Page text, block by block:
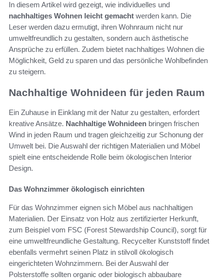
In diesem Artikel wird gezeigt, wie individuelles und
nachhaltiges Wohnen leicht gemacht werden kann. Die
Leser werden dazu ermutigt, ihren Wohnraum nicht nur
umweltfreundlich zu gestalten, sondern auch ästhetische
Ansprüche zu erfüllen. Zudem bietet nachhaltiges Wohnen die
Möglichkeit, Geld zu sparen und das persönliche Wohlbefinden
zu steigern.
Nachhaltige Wohnideen für jeden Raum
Ein Zuhause in Einklang mit der Natur zu gestalten, erfordert
kreative Ansätze. Nachhaltige Wohnideen bringen frischen
Wind in jeden Raum und tragen gleichzeitig zur Schonung der
Umwelt bei. Die Auswahl der richtigen Materialien und Möbel
spielt eine entscheidende Rolle beim ökologischen Interior
Design.
Das Wohnzimmer ökologisch einrichten
Für das Wohnzimmer eignen sich Möbel aus nachhaltigen
Materialien. Der Einsatz von Holz aus zertifizierter Herkunft,
zum Beispiel vom FSC (Forest Stewardship Council), sorgt für
eine umweltfreundliche Gestaltung. Recycelter Kunststoff findet
ebenfalls vermehrt seinen Platz in stilvoll ökologisch
eingerichteten Wohnzimmern. Bei der Auswahl der
Polsterstoffe sollten organic oder biologisch abbaubare